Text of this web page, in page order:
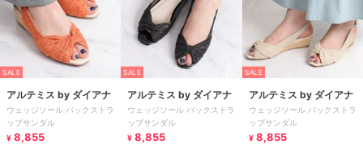
SALE
アルテミス by ダイアナ
ウェッジソール バックストラ
ップサンダル
¥ 8,855
SALE
アルテミス by ダイアナ
ウェッジソール バックストラ
ップサンダル
¥ 8,855
SALE
アルテミス by ダイアナ
ウェッジソール バックストラ
ップサンダル
¥ 8,855